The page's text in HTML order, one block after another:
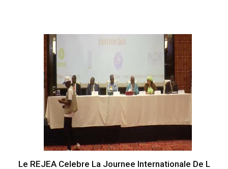
Le REJEA Celebre La Journee Internationale De L